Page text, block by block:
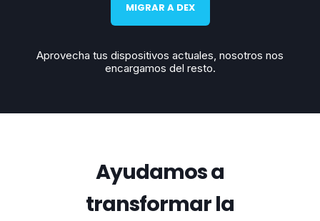
MIGRAR A DEX
Aprovecha tus dispositivos actuales, nosotros nos
encargamos del resto.
Ayudamos a
transformar la